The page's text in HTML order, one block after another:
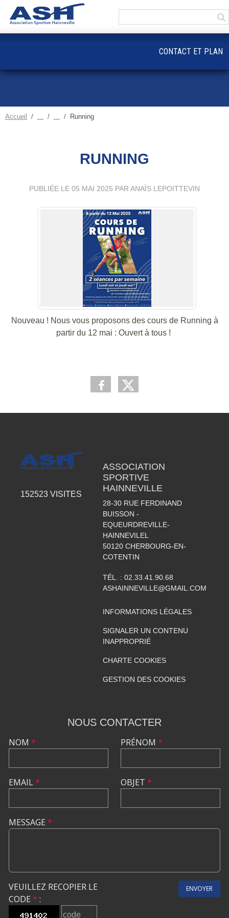
Accueil Running
RUNNING
PUBLIÉE LE 05 MAI 2025 PAR ANAÏS LEPOITTEVIN
Nouveau ! Nous vous proposons des cours de Running à
partir du 12 mai : Ouvert à tous !
CONTACT ET PLAN
152523 VISITES
ASSOCIATION
SPORTIVE
HAINNEVILLE
28-30 RUE FERDINAND
BUISSON -
EQUEURDREVILLE-
HAINNEVILEL
50120 CHERBOURG-EN-
COTENTIN
TÉL. : 02.33.41.90.68
ASHAINNEVILLE@GMAIL.COM
INFORMATIONS LÉGALES
SIGNALER UN CONTENU
INAPPROPRIÉ
CHARTE COOKIES
GESTION DES COOKIES
NOUS CONTACTER
NOM *
EMAIL*
PRÉNOM *
OBJET *
MESSAGE *
VEUILLEZ RECOPIER LE
CODE * :
ENVOYER
Panneau de gestion des cookies